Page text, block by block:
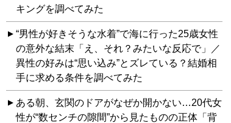
キングを調べてみた
“男性が好きそうな水着”で海に行った25歳女性
の意外な結末「え、それ？みたいな反応で」／
異性の好みは“思い込み”とズレている？結婚相
手に求める条件を調べてみた
ある朝、玄関のドアがなぜか開かない…20代女
性が“数センチの隙間”から見たものの正体「背